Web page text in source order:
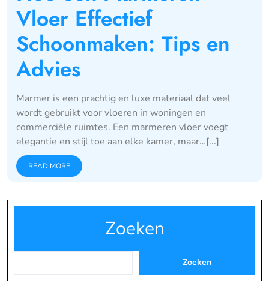
Vloer Effectief
Schoonmaken: Tips en
Advies
Marmer is een prachtig en luxe materiaal dat veel
wordt gebruikt voor vloeren in woningen en
commerciële ruimtes. Een marmeren vloer voegt
elegantie en stijl toe aan elke kamer, maar…[...]
READ MORE
Zoeken
Zoeken